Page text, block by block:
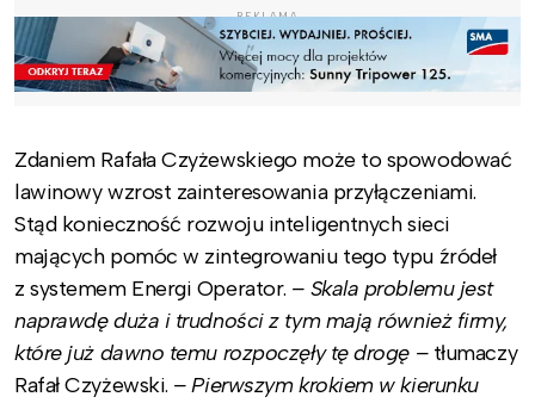
REKLAMA
Zdaniem Rafała Czyżewskiego może to spowodować
lawinowy wzrost zainteresowania przyłączeniami.
Stąd konieczność rozwoju inteligentnych sieci
mających pomóc w zintegrowaniu tego typu źródeł
z systemem Energi Operator. – Skala problemu jest
naprawdę duża i trudności z tym mają również firmy,
które już dawno temu rozpoczęły tę drogę – tłumaczy
Rafał Czyżewski. – Pierwszym krokiem w kierunku